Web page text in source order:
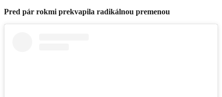
Pred pár rokmi prekvapila radikálnou premenou